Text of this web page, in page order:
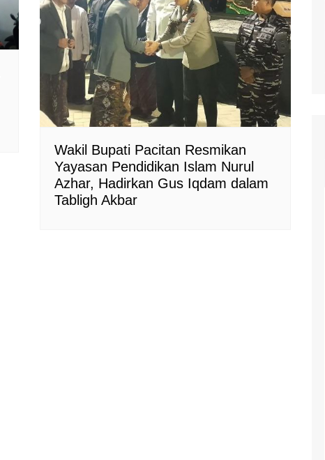
Wakil Bupati Pacitan Resmikan
Yayasan Pendidikan Islam Nurul
Azhar, Hadirkan Gus Iqdam dalam
Tabligh Akbar